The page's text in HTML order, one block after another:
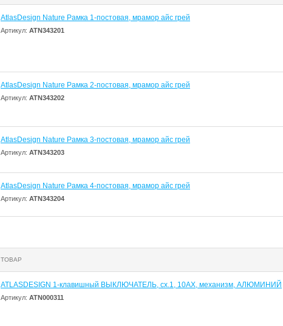
AtlasDesign Nature Рамка 1-постовая, мрамор айс грей
Артикул: ATN343201
AtlasDesign Nature Рамка 2-постовая, мрамор айс грей
Артикул: ATN343202
AtlasDesign Nature Рамка 3-постовая, мрамор айс грей
Артикул: ATN343203
AtlasDesign Nature Рамка 4-постовая, мрамор айс грей
Артикул: ATN343204
ТОВАР
ATLASDESIGN 1-клавишный ВЫКЛЮЧАТЕЛЬ, сх.1, 10АХ, механизм, АЛЮМИНИЙ
Артикул: ATN000311